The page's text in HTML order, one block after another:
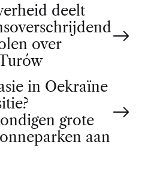
deelt
over
in Oekraïne
grote
aan